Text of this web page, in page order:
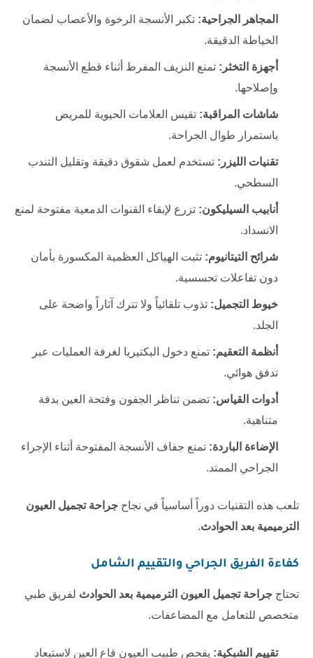
المجاهر الجراحية: تكبر الأنسجة الرخوة والأعصاب لضمان
الخياطة الدقيقة.
أجهزة التخثر: تمنع النزيف المفرط أثناء قطع الأنسجة
وإصلاحها.
شاشات المراقبة: تقيس العلامات الحيوية للمريض
باستمرار طوال الجراحة.
تقنيات الليزر: تستخدم لعمل شقوق دقيقة وتقليل التندب
السطحي.
أنابيب السيليكون: تزرع لإبقاء القنوات الدمعية مفتوحة لمنع
الانسداد.
شرائح التيتانيوم: تثبت الهياكل العظمية المكسورة بأمان
دون تفاعلات تحسسية.
خيوط التجميل: تذوب تلقائياً ولا تترك آثاراً واضحة على
الجلد.
أنظمة التعقيم: تمنع دخول البكتيريا لغرفة العمليات عبر
تدفق هوائي.
أدوات القياس: تضمن تناظر الجفون وفتحة العين بدقة
متناهية.
الإضاءة الباردة: تمنع جفاف الأنسجة المفتوحة أثناء الإجراء
الجراحي الممتد.
تلعب هذه التقنيات دوراً أساسياً في نجاح جراحة تجميل العيون
الترميمية بعد الحوادث.
كفاءة الفريق الجراحي والتقييم الشامل
تحتاج جراحة تجميل العيون الترميمية بعد الحوادث لفريق طبي
متخصص للتعامل مع المضاعفات.
تقييم الشبكية: يفحص طبيب العيون قاع العين لاستبعاد